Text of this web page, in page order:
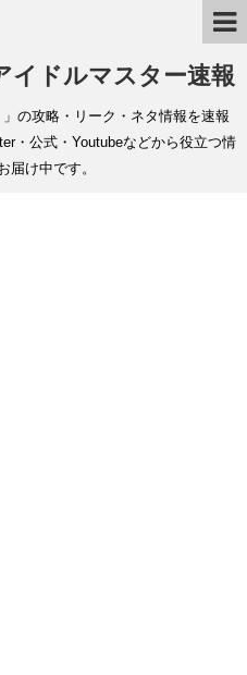
イドルマスター速報
の攻略・リーク・ネタ情報を速報
・公式・Youtubeなどから役立つ情
届け中です。